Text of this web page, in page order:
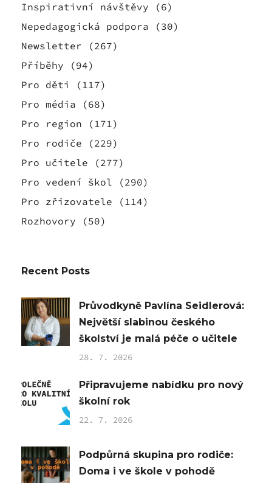
Inspirativní návštěvy (6)
Nepedagogická podpora (30)
Newsletter (267)
Příběhy (94)
Pro děti
(117)
Pro média (68)
Pro region (171)
Pro rodiče (229)
Pro učitele (277)
Pro vedení škol (290)
Pro zřizovatele (114)
Rozhovory (50)
Recent Posts
Průvodkyně Pavlína Seidlerová:
Největší slabinou českého
školství je malá péče o učitele
28. 7. 2026
Připravujeme nabídku pro nový
školní rok
22. 7. 2026
Podpůrná skupina pro rodiče:
Doma i ve škole v pohodě